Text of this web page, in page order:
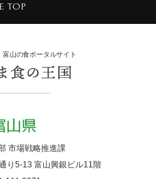
TOP
山の食ポータルサイト
市場戦略推進課
5-13 富山興銀ビル11階